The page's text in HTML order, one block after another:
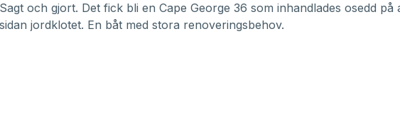
Sagt och gjort. Det fick bli en Cape George 36 som inhandlades osedd på
sidan jordklotet. En båt med stora renoveringsbehov.